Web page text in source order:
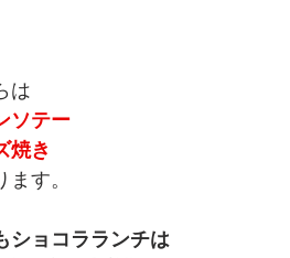
は
ソテー
焼き
ます。
ショコラランチは